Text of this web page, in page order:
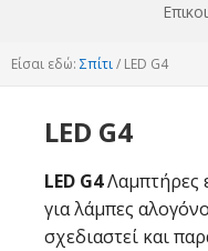
Είσαι εδώ: Σπίτι/ LED G4
LED G4
LED G4Λαμπτήρες
για λάμπες
σχεδιαστεί και